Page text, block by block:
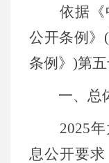
依据《中
公开条例》
条例》)第五
一、总
2025年
息公开要求